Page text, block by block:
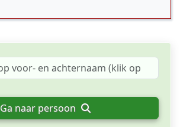
Ga naar persoon